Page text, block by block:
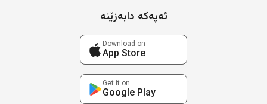
ئەپەکە دابەزێنە
Download on
App Store
Get it on
Google Play